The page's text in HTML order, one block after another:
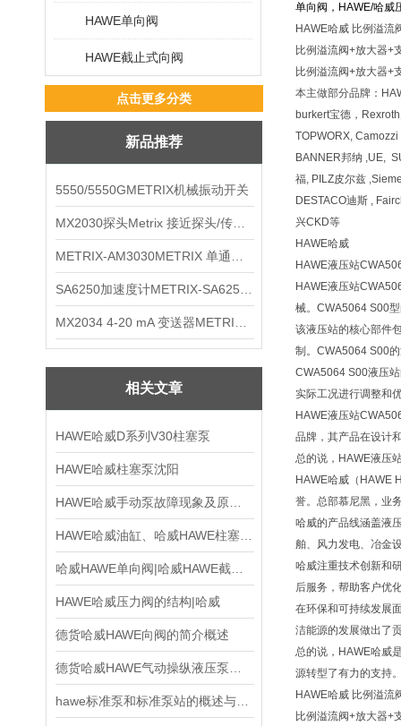
HAWE单向阀
HAWE截止式向阀
点击更多分类
新品推荐
5550/5550GMETRIX机械振动开关
相关文章
HAWE哈威D系列V30柱塞泵
HAWE哈威柱塞泵沈阳
HAWE哈威压力阀的结构|哈威
德货哈威HAWE向阀的简介概述
单向阀，HAWE/哈威
HAWE哈威 比例溢流
比例溢流阀+放大器
比例溢流阀+放大器
本主做部分品牌：
burkert宝德，
TOPWORX,
BANNER邦纳 ,UE,
福, PILZ皮尔兹
DESTACO迪斯 ,
兴CKD等
HAWE哈威
HAWE液压站
HAWE液压站
械。CWA5064 S00
该液压站的核心部件
制。CWA5064 S00
CWA5064 S00液压
实际工况进行调整和
HAWE液压站
品牌，其产品在设计
总的说，HAWE液压
HAWE哈威（HAWE
誉。总部慕尼黑，业
哈威的产品线涵盖液
舶、风力发电、冶金
哈威注重技术创新和
后服务，帮助客户优
在环保和可持续发展
洁能源的发展做出了
总的说，HAWE哈威
源转型了有力的支持
HAWE哈威 比例溢流
比例溢流阀+放大器